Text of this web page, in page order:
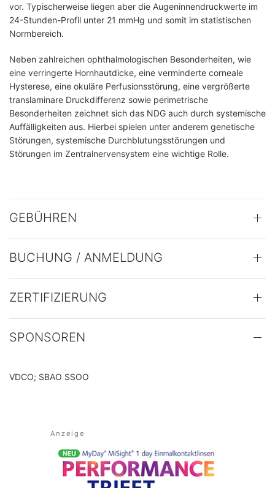
vor. Typischerweise liegen aber die Augeninnendruckwerte im
24-Stunden-Profil unter 21 mmHg und somit im statistischen
Normbereich.
Neben zahlreichen ophthalmologischen Besonderheiten, wie
eine verringerte Hornhautdicke, eine verminderte corneale
Hysterese, eine okuläre Perfusionsstörung, eine vergrößerte
translaminare Druckdifferenz sowie perimetrische
Besonderheiten zeichnet sich das NDG auch durch systemische
Auffälligkeiten aus. Hierbei spielen unter anderem genetische
Störungen, systemische Durchblutungsstörungen und
Störungen im Zentralnervensystem eine wichtige Rolle.
GEBÜHREN
BUCHUNG / ANMELDUNG
ZERTIFIZIERUNG
SPONSOREN
VDCO; SBAO SSOO